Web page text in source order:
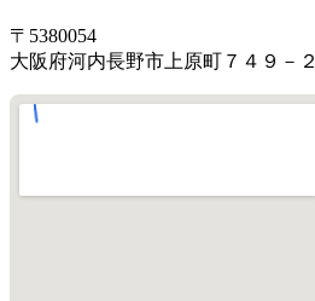
〒5380054
大阪府河内長野市上原町７４９－２